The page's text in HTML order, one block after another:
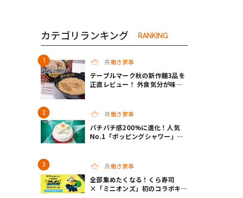
カテゴリランキング RANKING
共働き家事
テーブルマーク秋の新作麺3品を
正直レビュー！ 外食気分が味わ
共働き家事
パチパチ感200%に進化！人気
No.1「ポッピングシャワー」チ
が最高共働き家事
全部集めたくなる！くら寿司
×「ミニオンズ」初のコラボキャ